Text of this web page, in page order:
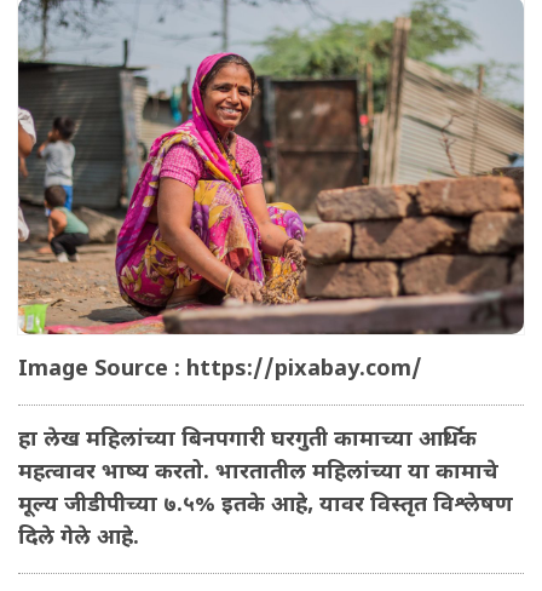
Image Source : https://pixabay.com/
हा लेख महिलांच्या बिनपगारी घरगुती कामाच्या आर्थिक
महत्वावर भाष्य करतो. भारतातील महिलांच्या या कामाचे
मूल्य जीडीपीच्या ७.५% इतके आहे, यावर विस्तृत विश्लेषण
दिले गेले आहे.